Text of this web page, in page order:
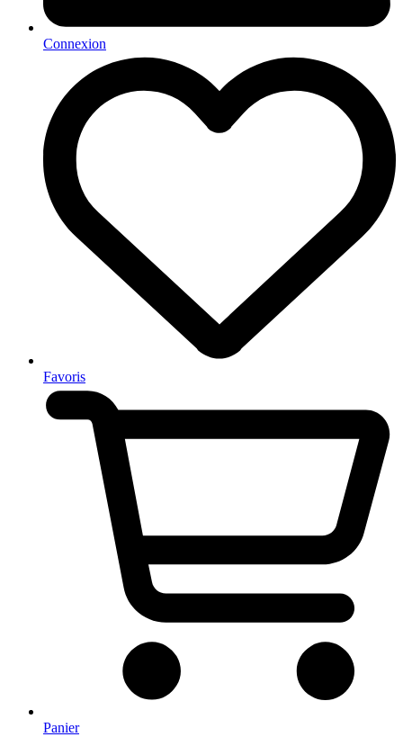
Connexion
Favoris
Panier